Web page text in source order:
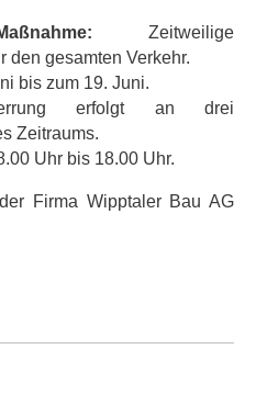
Zeitweilige
den gesamten Verkehr.
bis zum 19. Juni.
erfolgt an drei
Zeitraums.
Uhr bis 18.00 Uhr.
Firma Wipptaler Bau AG